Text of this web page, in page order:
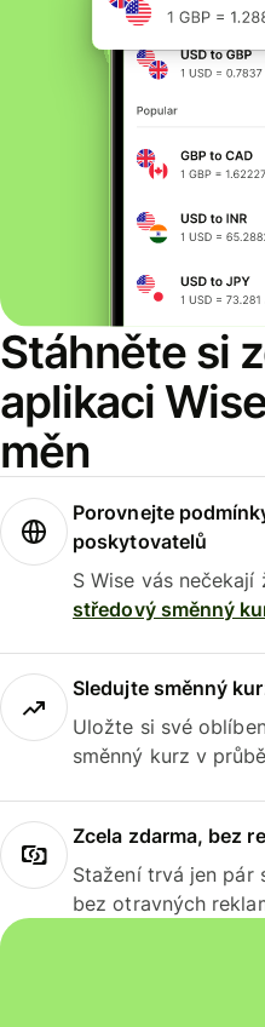
Stáhněte si
aplikaci
měn
Porovnejte
poskytovatelů
S Wise vás
středový směnný
Sledujte směnný
Uložte si své
směnný kurz v
Zcela zdarma, bez
Stažení trvá jen pár
bez otravných